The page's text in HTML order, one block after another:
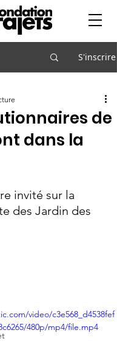
S'inscrire
de
dans la
invité sur la
des Jardin des
video/c3e568_d4538fef
480p/mp4/file.mp4